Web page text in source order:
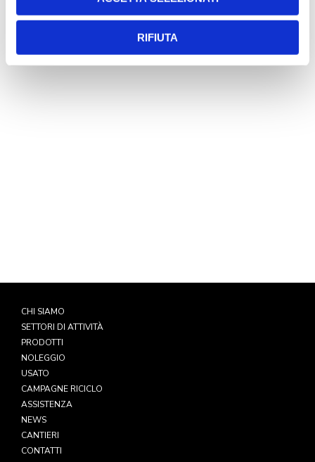
RIFIUTA
CHI SIAMO
SETTORI DI ATTIVITÀ
PRODOTTI
NOLEGGIO
USATO
CAMPAGNE RICICLO
ASSISTENZA
NEWS
CANTIERI
CONTATTI